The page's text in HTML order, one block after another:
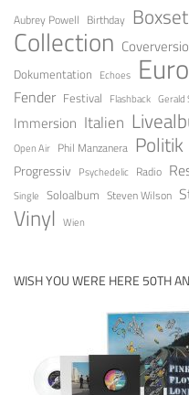
Aubrey Powell Birthday Boxset
Collection
Dokumentation Echoes
Fender Festival Flashback Gerald
Immersion Italien
Open Air Phil Manzanera Politik
Progressiv Psychedelic Radio
Single Soloalbum Steven Wilson
Vinyl Wien
WISH YOU WERE HERE 50TH